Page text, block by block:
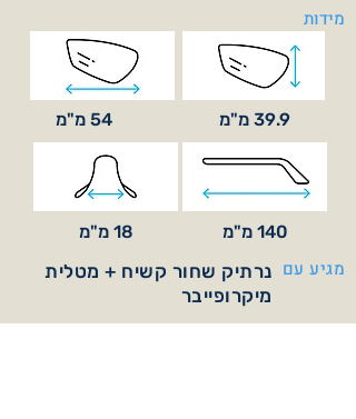
מידות
54 מ"מ
18 מ"מ
39.9 מ"מ
140 מ"מ
נרתיק שחור קשיח + מטלית
מיקרופייבר
מגיע עם